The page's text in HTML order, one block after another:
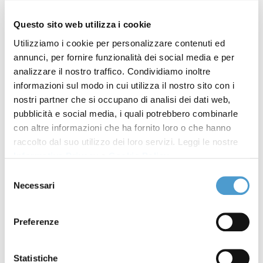
Questo sito web utilizza i cookie
Utilizziamo i cookie per personalizzare contenuti ed
annunci, per fornire funzionalità dei social media e per
analizzare il nostro traffico. Condividiamo inoltre
informazioni sul modo in cui utilizza il nostro sito con i
nostri partner che si occupano di analisi dei dati web,
pubblicità e social media, i quali potrebbero combinarle
con altre informazioni che ha fornito loro o che hanno
raccolto dal suo utilizzo dei loro servizi. Leggi le nostre
delNecessari
Preferenze
Statistiche
stimolare negli studenti, attraverso un’esperienza
immersiva e molto realistica, l’attenzione al consumo
responsabile e una maggiore consapevolezza sui
processi di produzione/consumo/smaltimento.
Composto da scenografie e situazioni teatrali, il
percorso è stato progettato come un gioco di ruolo:
gli studenti, guidati da 10 attori/animatori, avranno la
possibilità di sperimentare la propria condizione di
le attività produttive, potranno toccare con mano le
origini dei prodotti e gli aspetti negativi legati alla loro
produzione, allo scopo di favorire lo sviluppo di un
atteggiamento critico e responsabile sui propri